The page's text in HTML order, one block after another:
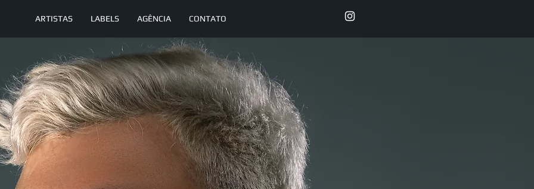
ARTISTAS LABELS AGÊNCIA CONTATO